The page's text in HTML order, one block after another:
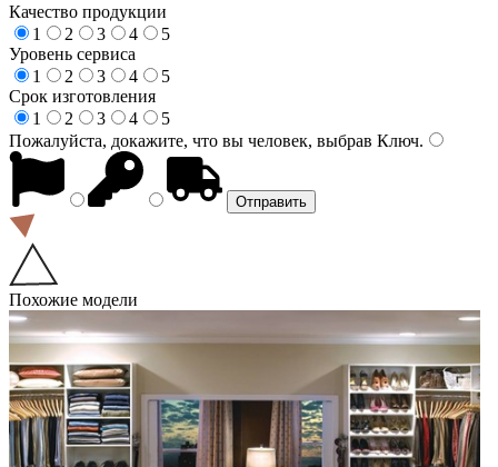
Качество продукции
1
2 3 4
5
Уровень сервиса
1
2 3 4
5
Срок изготовления
1
2 3 4
5
Пожалуйста, докажите, что вы человек, выбрав Ключ.
Похожие модели